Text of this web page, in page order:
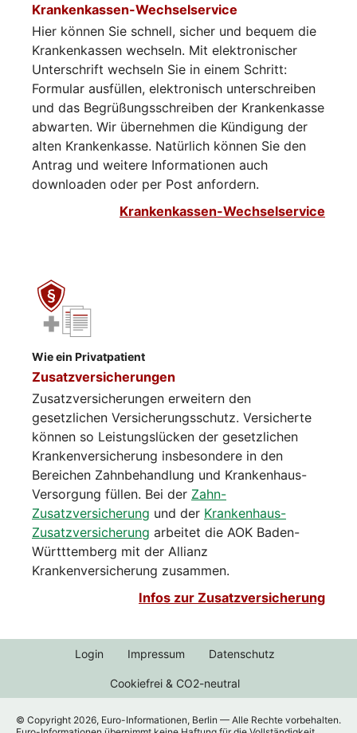
Krankenkassen-Wechselservice
Hier können Sie schnell, sicher und bequem die
Krankenkassen wechseln. Mit elektronischer
Unterschrift wechseln Sie in einem Schritt:
Formular ausfüllen, elektronisch unterschreiben
und das Begrüßungsschreiben der Krankenkasse
abwarten. Wir übernehmen die Kündigung der
alten Krankenkasse. Natürlich können Sie den
Antrag und weitere Informationen auch
downloaden oder per Post anfordern.
Krankenkassen-Wechselservice
Wie ein Privatpatient
Zusatzversicherungen
Zusatzversicherungen erweitern den
gesetzlichen Versicherungsschutz. Versicherte
können so Leistungslücken der gesetzlichen
Krankenversicherung insbesondere in den
Bereichen Zahnbehandlung und Krankenhaus-
Versorgung füllen. Bei der Zahn-
Zusatzversicherung und der Krankenhaus-
Zusatzversicherung arbeitet die AOK Baden-
Württtemberg mit der Allianz
Krankenversicherung zusammen.
Infos zur Zusatzversicherung
Login Impressum Datenschutz
Cookiefrei & CO2-neutral
© Copyright 2026, Euro-Informationen, Berlin — Alle Rechte vorbehalten.